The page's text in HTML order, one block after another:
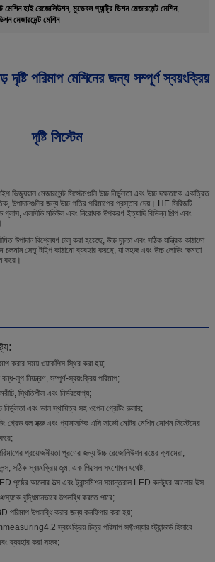
মেশিন হাই রেজোলিউশন, মুভেবল গ্যান্ট্রি ভিশন মেজারমেন্ট মেশিন,
মেজারমেন্ট মেশিন
দৃষ্টি পরিমাপ মেশিনের জন্য সম্পূর্ণ স্বয়ংক্রিয়
দৃষ্টি সিস্টেম
ভিজ্যুয়াল মেজারমেন্ট সিস্টেমগুলি উচ্চ নির্ভুলতা এবং উচ্চ দক্ষতাকে একত্রিত
উপাদানগুলির জন্য উচ্চ গতির পরিমাপের প্রস্তাব দেয়। HE সিরিজটি
গ্লাস, এলসিডি মডিউল এবং নিরোধক উপকরণ ইত্যাদি বিভিন্ন শিল্প এবং
উপাদান বিশ্লেষণ চালু করা হয়েছে, উচ্চ দৃঢ়তা এবং সঠিক যান্ত্রিক কাঠামো
চলমান সেতু টাইপ কাঠামো ব্যবহার করছে, যা সহজ এবং উচ্চ লোডিং ক্ষমতা
করে।
:
করার সময় ওয়ার্কপিস স্থির করা হয়;
লুপ নিয়ন্ত্রণ, সম্পূর্ণ-স্বয়ংক্রিয় পরিমাপ;
স্থিতিশীল এবং নির্ভরযোগ্য;
এবং ভাল স্থায়িত্ব সহ ওপেন গ্রেটিং রুলার;
গ্রেড বল স্ক্রু এবং প্যানাসনিক এসি সার্ভো মোটর মেশিন মোশন সিস্টেমের
প্রয়োজনীয়তা পূরণের জন্য উচ্চ রেজোলিউশন রঙের ক্যামেরা;
সঠিক স্বয়ংক্রিয় জুম, এক পিক্সেল সংশোধন যথেষ্ট;
পৃষ্ঠের আলোর উত্স এবং ট্রান্সমিশন সমান্তরাল LED কনট্যুর আলোর উত্স
বুদ্ধিমানভাবে উপলব্ধি করতে পারে;
পরিমাপ উপলব্ধি করার জন্য কনফিগার করা হয়;
স্বয়ংক্রিয় চিত্র পরিমাপ সফ্টওয়্যার স্ট্যান্ডার্ড হিসাবে
ব্যবহার করা সহজ;